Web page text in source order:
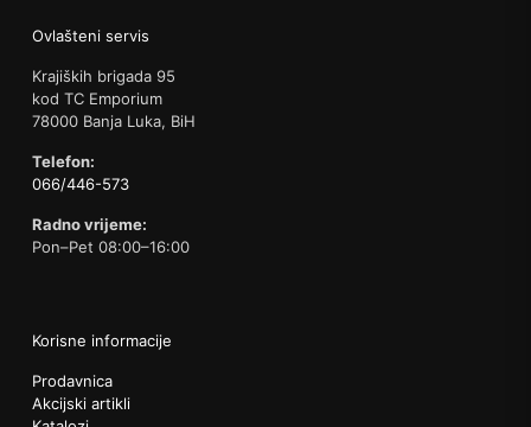
Ovlašteni servis
Krajiških brigada 95
kod TC Emporium
78000 Banja Luka, BiH
Telefon:
066/446-573
Radno vrijeme:
Pon–Pet 08:00–16:00
Korisne informacije
Prodavnica
Akcijski artikli